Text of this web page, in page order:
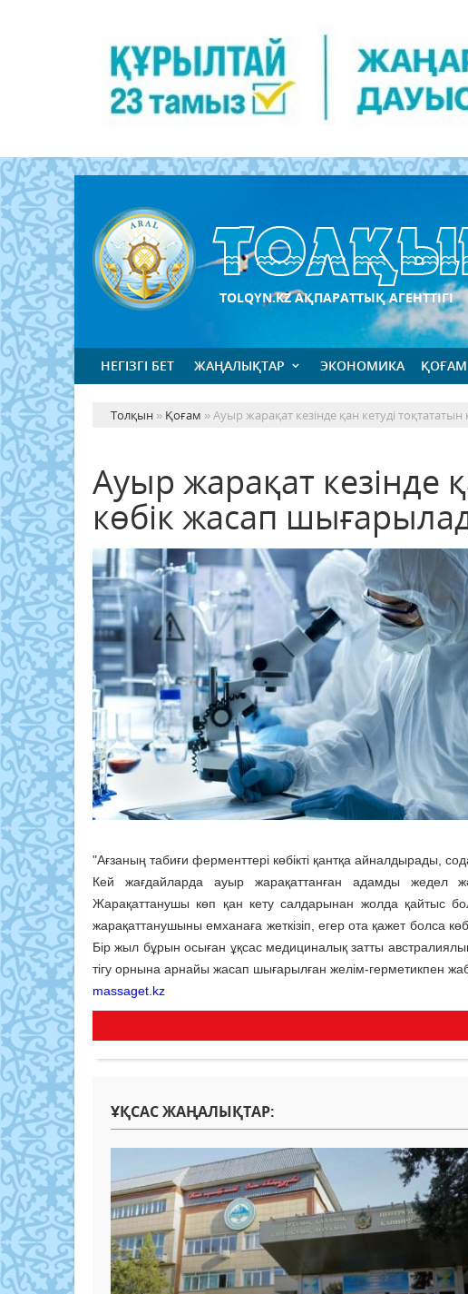
TOLQYN.KZ АҚПАРАТТЫҚ АГЕНТТІГІ
НЕГІЗГІ БЕТ ЖАҢАЛЫҚТАР ЭКОНОМИКА ҚОҒАМ
Толқын » Қоғам » Ауыр жарақат кезінде қан кетуді
Ауыр жарақат кезінде
көбік жасап
"Ағзаның табиғи ферменттері көбікті қантқа айналдырады,
Кей жағдайларда ауыр жарақаттанған адамды жедел
Жарақаттанушы көп қан кету салдарынан жолда қайтыс
жарақаттанушыны емханаға жеткізіп, егер ота қажет болса
Бір жыл бұрын осыған ұқсас медициналық затты
тігу орнына арнайы жасап шығарылған желім-герметикпен
massaget.kz
ҰҚСАС ЖАҢАЛЫҚТАР: